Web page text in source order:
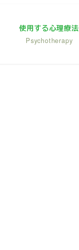
使用する心理療法
Psychotherapy